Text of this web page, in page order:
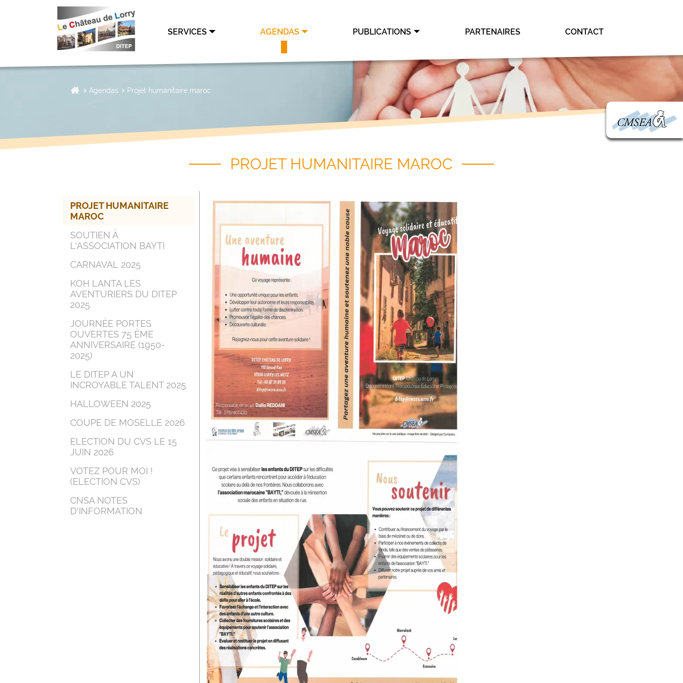
SERVICES AGENDAS PUBLICATIONS PARTENAIRES CONTACT
Agendas Projet humanitaire maroc
PROJET HUMANITAIRE MAROC
PROJET HUMANITAIRE
MAROC
SOUTIEN À
L'ASSOCIATION BAYTI
CARNAVAL 2025
KOH LANTA LES
AVENTURIERS DU DITEP
2025
JOURNÉE PORTES
OUVERTES 75 ÈME
ANNIVERSAIRE (1950-
2025)
LE DITEP A UN
INCROYABLE TALENT 2025
HALLOWEEN 2025
COUPE DE MOSELLE 2026
ELECTION DU CVS LE 15
JUIN 2026
VOTEZ POUR MOI !
(ELECTION CVS)
CNSA NOTES
D'INFORMATION